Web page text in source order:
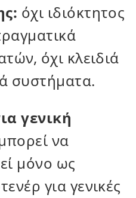
όχι ιδιόκτητος
όχι κλειδιά
συστήματα.
γενική
να
μόνο ως
για γενικές